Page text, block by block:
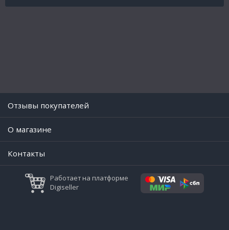
Отзывы покупателей
O магазине
Контакты
Работает на платформе
Digiseller